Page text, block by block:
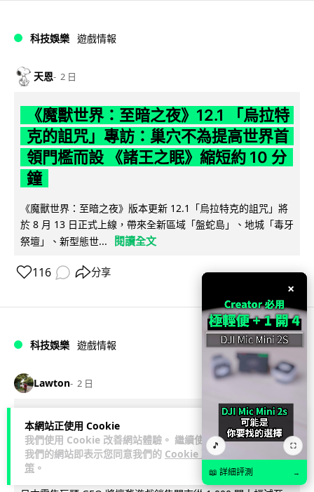
本網站正使用 Cookie
我們使用 Cookie 改善網站體驗。 繼續使用
我們的網站即表示您同意我們的 Cookie 政
策 。
科技娛樂 遊戲情報
天恩 2 日
《魔獸世界：至暗之夜》12.1 「烏拉特
克的詛咒」專訪：巢穴不為提高世界首
領門檻而設 《諸王之眠》縮短約 10 分
鐘
《魔獸世界：至暗之夜》版本更新 12.1「烏拉特克的詛咒」將
於 8 月 13 日正式上線，帶來全新區域「盤蛇島」、地城「毒牙
祭壇」、新型態世...
閱讀全文
116 分享
科技娛樂 遊戲情報
Lawton 2 日
日本二手遊戲店減 90% 門市 業績反增
四成 "懷舊"在 Z 世代變成最潮「新鮮
感」
×
🎵 ⛶
📖 詳細評測 →